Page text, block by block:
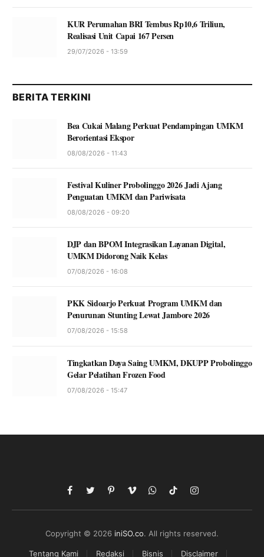
KUR Perumahan BRI Tembus Rp10,6 Triliun,
Realisasi Unit Capai 167 Persen
29/07/2026 - 13:59
BERITA TERKINI
Bea Cukai Malang Perkuat Pendampingan UMKM
Berorientasi Ekspor
08/08/2026 - 11:43
Festival Kuliner Probolinggo 2026 Jadi Ajang
Penguatan UMKM dan Pariwisata
08/08/2026 - 09:20
DJP dan BPOM Integrasikan Layanan Digital,
UMKM Didorong Naik Kelas
07/08/2026 - 16:08
PKK Sidoarjo Perkuat Program UMKM dan
Penurunan Stunting Lewat Jambore 2026
07/08/2026 - 15:58
Tingkatkan Daya Saing UMKM, DKUPP Probolinggo
Gelar Pelatihan Frozen Food
07/08/2026 - 15:47
Facebook
TwitterPinterestVimeoWhatsApp
TikTokInstagram
Copyright © 2026 iniSO.co. All rights reserved.
Tentang Kami Redaksi Bisnis Disclaimer